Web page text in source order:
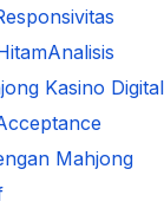
Analisis
Kasino Digital
Mahjong